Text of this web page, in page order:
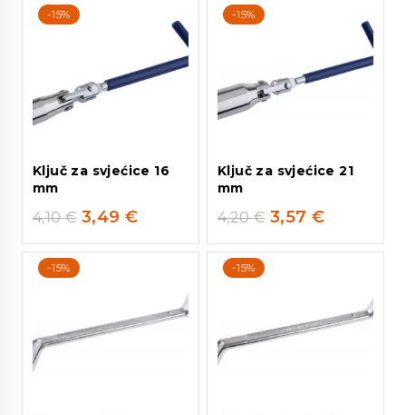
-15%
Ključ za svjećice 16
mm
4,10€ 3,49 €
-15%
Ključ za svjećice 21
mm
4,20€ 3,57 €
-15% -15%